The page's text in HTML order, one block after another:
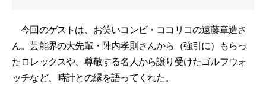
今回のゲストは、お笑いコンビ・ココリコの遠藤章造さ
ん。芸能界の大先輩・陣内孝則さんから（強引に）もらっ
たロレックスや、尊敬する名人から譲り受けたゴルフウォ
ッチなど、時計との縁を語ってくれた。